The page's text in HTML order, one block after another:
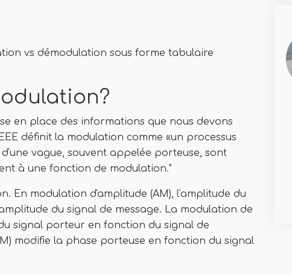
vs démodulation sous forme tabulaire
en place des informations que nous devons
définit la modulation comme «un processus
vague, souvent appelée porteuse, sont
à une fonction de modulation."
En modulation d'amplitude (AM), l'amplitude du
du signal de message. La modulation de
signal porteur en fonction du signal de
modifie la phase porteuse en fonction du signal